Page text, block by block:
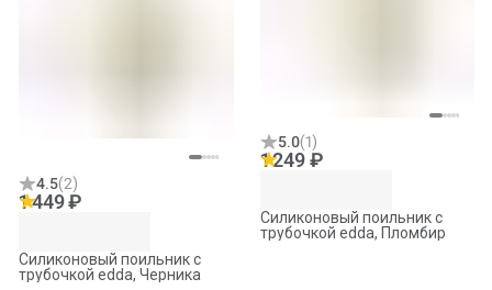
4.5(2)
1 449 ₽
Силиконовый поильник с
трубочкой edda, Черника
5.0(1)
1 249 ₽
Силиконовый поильник с
трубочкой edda, Пломбир